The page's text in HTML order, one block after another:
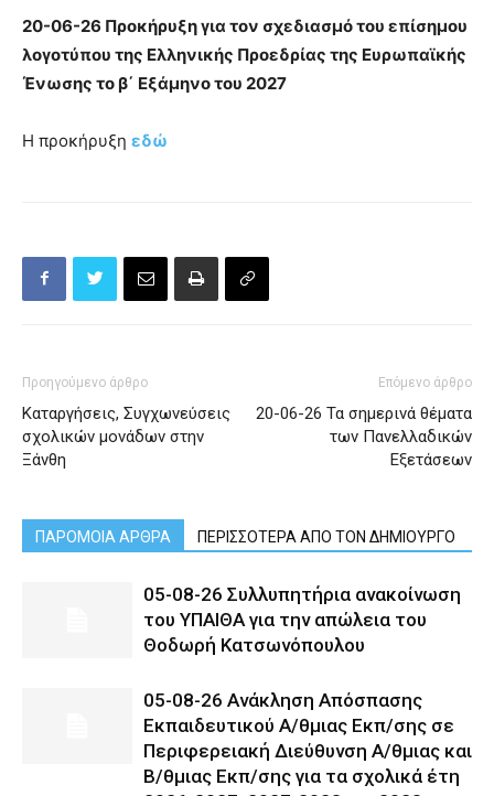
20-06-26 Προκήρυξη για τον σχεδιασμό του επίσημου
λογοτύπου της Ελληνικής Προεδρίας της Ευρωπαϊκής
Ένωσης το β΄ Εξάμηνο του 2027
Η προκήρυξη εδώ
Προηγούμενο άρθρο
Καταργήσεις, Συγχωνεύσεις
σχολικών μονάδων στην
Ξάνθη
Επόμενο άρθρο
20-06-26 Τα σημερινά θέματα
των Πανελλαδικών
Εξετάσεων
ΠΑΡΟΜΟΙΑ ΑΡΘΡΑ ΠΕΡΙΣΣΟΤΕΡΑ ΑΠΟ ΤΟΝ ΔΗΜΙΟΥΡΓΟ
05-08-26 Συλλυπητήρια ανακοίνωση
του ΥΠΑΙΘΑ για την απώλεια του
Θοδωρή Κατσωνόπουλου
05-08-26 Ανάκληση Απόσπασης
Εκπαιδευτικού Α/θμιας Εκπ/σης σε
Περιφερειακή Διεύθυνση Α/θμιας και
Β/θμιας Εκπ/σης για τα σχολικά έτη